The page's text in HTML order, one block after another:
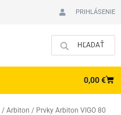
PRIHLÁSENIE
0,00€
/ Arbiton / Prvky Arbiton VIGO 80